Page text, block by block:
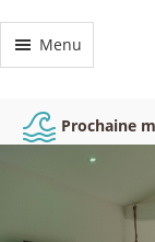
Menu
Prochaine